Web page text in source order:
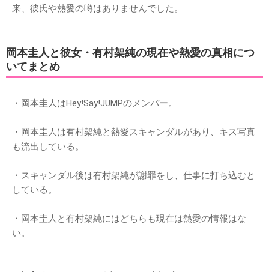
来、彼氏や熱愛の噂はありませんでした。
岡本圭人と彼女・有村架純の現在や熱愛の真相につ
いてまとめ
・岡本圭人はHey!Say!JUMPのメンバー。
・岡本圭人は有村架純と熱愛スキャンダルがあり、キス写真
も流出している。
・スキャンダル後は有村架純が謝罪をし、仕事に打ち込むと
している。
・岡本圭人と有村架純にはどちらも現在は熱愛の情報はな
い。